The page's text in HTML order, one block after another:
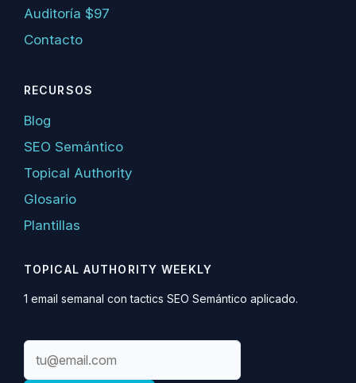
Auditoría $97
Contacto
RECURSOS
Blog
SEO Semántico
Topical Authority
Glosario
Plantillas
TOPICAL AUTHORITY WEEKLY
1 email semanal con tactics SEO Semántico aplicado.